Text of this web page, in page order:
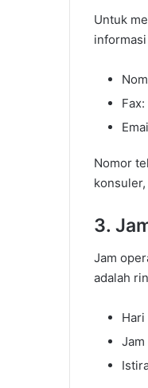
Untuk
Nomor
3.
Jam
adalah
Jam